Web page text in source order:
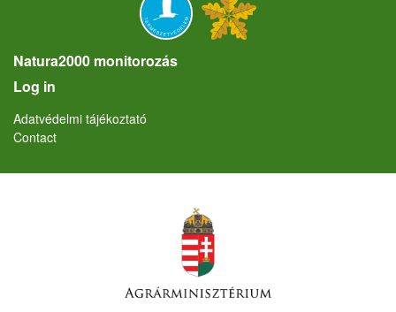
Natura2000 monitorozás
User account menu
Log in
Lábléc
Adatvédelmi tájékoztató
Contact